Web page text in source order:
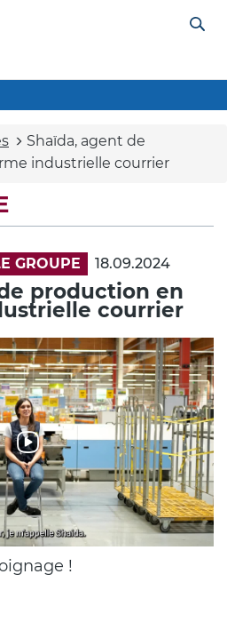
Shaïda, agent de
industrielle courrier
GROUPE 18.09.2024
production en
courrier
!